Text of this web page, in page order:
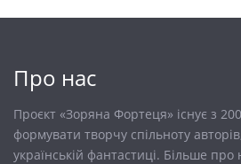
Про нас
Проєкт «Зоряна Фортеця» існує з
формувати творчу спільноту
українській фантастиці. Більше про